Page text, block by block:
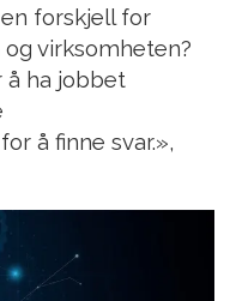
forskjell for
virksomheten?
ha jobbet
å finne svar.»,